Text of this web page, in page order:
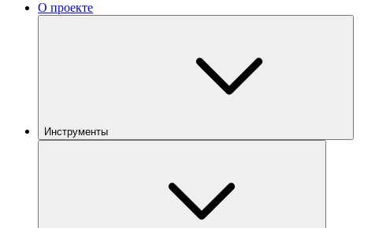
О проекте
Инструменты